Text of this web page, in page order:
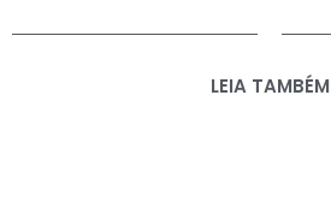
LEIA TAMBÉM